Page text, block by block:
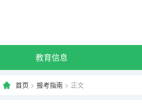
教育信息
首页 > 报考指南 > 正文